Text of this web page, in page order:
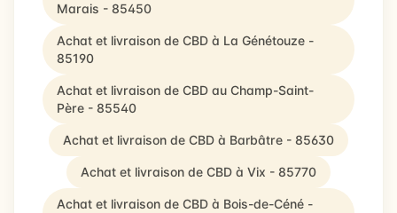
Marais - 85450
Achat et livraison de CBD à La Génétouze -
85190
Achat et livraison de CBD au Champ-Saint-
Père - 85540
Achat et livraison de CBD à Barbâtre - 85630
Achat et livraison de CBD à Vix - 85770
Achat et livraison de CBD à Bois-de-Céné -